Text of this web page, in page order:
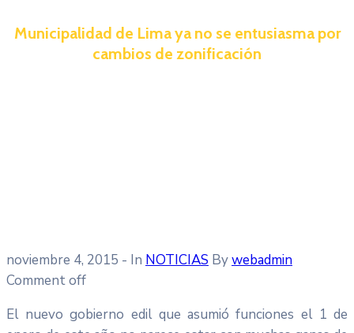
Municipalidad de Lima ya no se entusiasma por
cambios de zonificación
noviembre 4, 2015 - In NOTICIAS Bywebadmin
Comment off
El nuevo gobierno edil que asumió funciones el 1 de